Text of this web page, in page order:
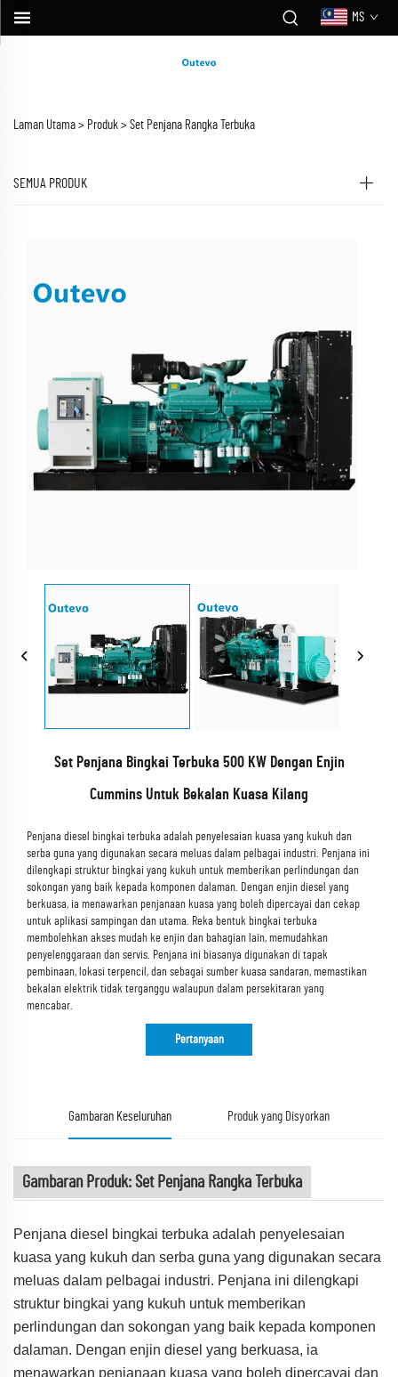
MS
Laman Utama > Produk > Set Penjana Rangka Terbuka
SEMUA PRODUK
Set Penjana Bingkai Terbuka 500 KW Dengan Enjin
Cummins Untuk Bekalan Kuasa Kilang
Penjana diesel bingkai terbuka adalah penyelesaian kuasa yang kukuh dan
serba guna yang digunakan secara meluas dalam pelbagai industri. Penjana ini
dilengkapi struktur bingkai yang kukuh untuk memberikan perlindungan dan
sokongan yang baik kepada komponen dalaman. Dengan enjin diesel yang
berkuasa, ia menawarkan penjanaan kuasa yang boleh dipercayai dan cekap
untuk aplikasi sampingan dan utama. Reka bentuk bingkai terbuka
membolehkan akses mudah ke enjin dan bahagian lain, memudahkan
penyelenggaraan dan servis. Penjana ini biasanya digunakan di tapak
pembinaan, lokasi terpencil, dan sebagai sumber kuasa sandaran, memastikan
bekalan elektrik tidak terganggu walaupun dalam persekitaran yang
mencabar.
Pertanyaan
Gambaran Keseluruhan Produk yang Disyorkan
Gambaran Produk: Set Penjana Rangka Terbuka
Penjana diesel bingkai terbuka adalah penyelesaian
kuasa yang kukuh dan serba guna yang digunakan secara
meluas dalam pelbagai industri. Penjana ini dilengkapi
struktur bingkai yang kukuh untuk memberikan
perlindungan dan sokongan yang baik kepada komponen
dalaman. Dengan enjin diesel yang berkuasa, ia
menawarkan penjanaan kuasa yang boleh dipercayai dan